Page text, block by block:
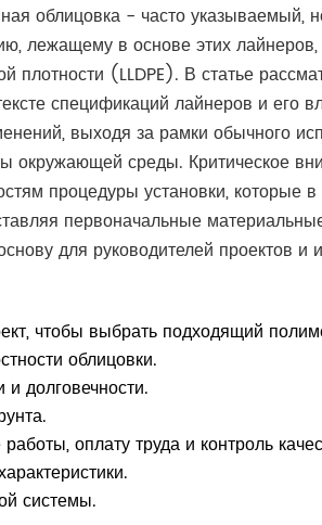
облицовка - часто указываемый,
лежащему в основе этих
(LLDPE). В статье
спецификаций лайнеров и его
выходя за рамки обычного
среды. Критическое
процедуры установки, которые
первоначальные
для руководителей проектов и
чтобы выбрать подходящий
облицовки.
долговечности.
оплату труда и контроль
системы.